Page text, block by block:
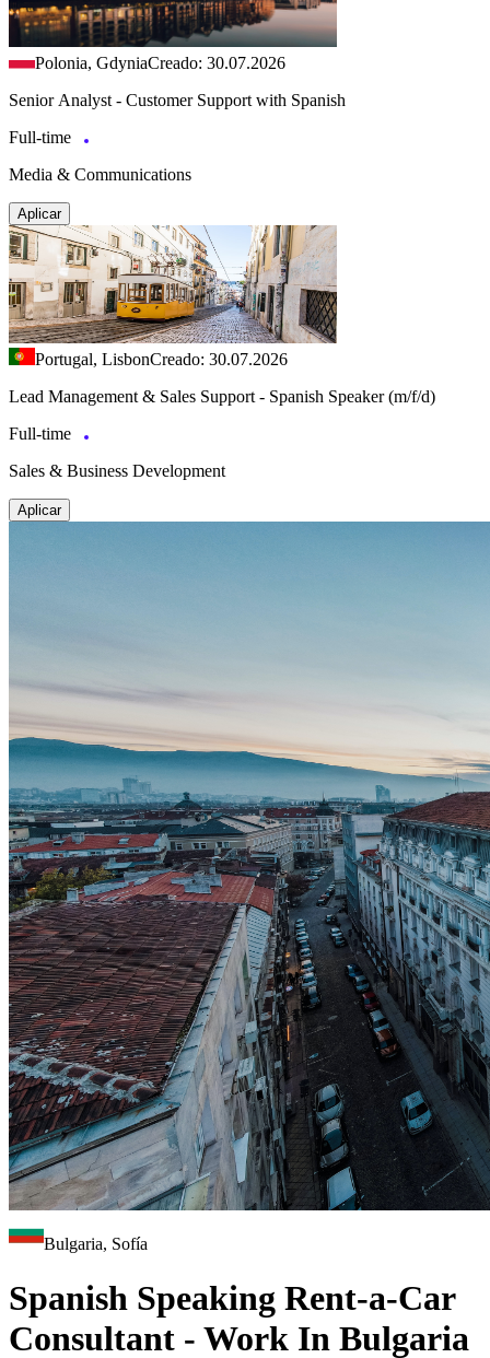
Polonia, GdyniaCreado: 30.07.2026
Senior Analyst - Customer Support with Spanish
Full-time
Media & Communications
Aplicar
Portugal, LisbonCreado: 30.07.2026
Lead Management & Sales Support - Spanish Speaker (m/f/d)
Full-time
Sales & Business Development
Aplicar
Bulgaria, Sofía
Spanish Speaking Rent-a-Car
Consultant - Work In Bulgaria